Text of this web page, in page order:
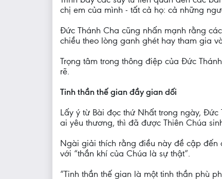
chị em của mình - tất cả họ: cả những
Đức Thánh Cha cũng nhấn mạnh rằng
chiều theo lòng ganh ghét hay tham gia
Trọng tâm trong thông điệp của Đức
rẽ.
Tinh thần thế gian đầy gian dối
Lấy ý từ Bài đọc thứ Nhất trong ngày,
ai yêu thương, thì đã được Thiên Chúa
Ngài giải thích rằng điều này đề cập đến
với “thần khí của Chúa là sự thật”.
“Tinh thần thế gian là một tinh thần phù